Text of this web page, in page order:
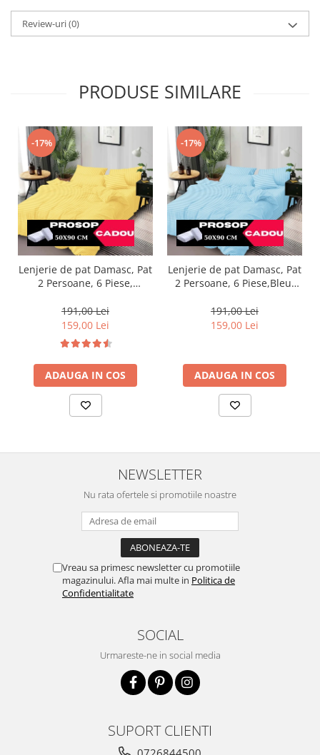
Review-uri(0)
PRODUSE SIMILARE
-17%
Lenjerie de pat Damasc, Pat
2 Persoane, 6 Piese,
191,00 Lei
159,00 Lei
ADAUGA IN COS
-17%
Lenjerie de pat Damasc, Pat
2 Persoane, 6 Piese,Bleu-
191,00 Lei
159,00 Lei
ADAUGA IN COS
NEWSLETTER
Nu rata ofertele si promotiile noastre
Vreau sa primesc newsletter cu promotiile
magazinului. Afla mai multe in Politica de
Confidentialitate
SOCIAL
Urmareste-ne in social media
SUPORT CLIENTI